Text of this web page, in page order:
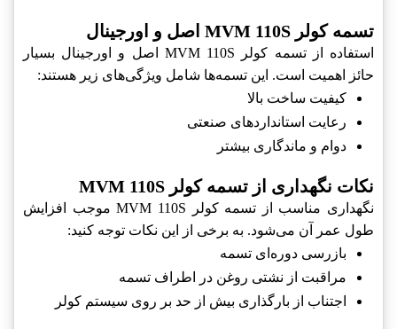
تسمه کولر MVM 110S اصل و اورجینال
استفاده از تسمه کولر MVM 110S اصل و اورجینال بسیار
حائز اهمیت است. این تسمه‌ها شامل ویژگی‌های زیر هستند:
کیفیت ساخت بالا
رعایت استانداردهای صنعتی
دوام و ماندگاری بیشتر
نکات نگهداری از تسمه کولر MVM 110S
نگهداری مناسب از تسمه کولر MVM 110S موجب افزایش
طول عمر آن می‌شود. به برخی از این نکات توجه کنید:
بازرسی دوره‌ای تسمه
مراقبت از نشتی روغن در اطراف تسمه
اجتناب از بارگذاری بیش از حد بر روی سیستم کولر